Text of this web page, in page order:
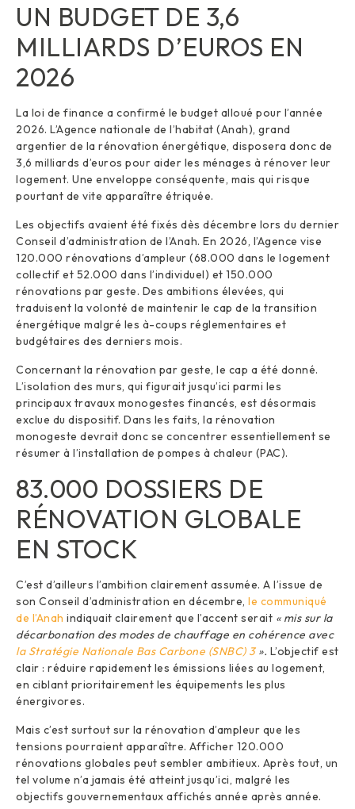
UN BUDGET DE 3,6
MILLIARDS D’EUROS EN
2026
La loi de finance a confirmé le budget alloué pour l’année
2026. L’Agence nationale de l’habitat (Anah), grand
argentier de la rénovation énergétique, disposera donc de
3,6 milliards d’euros pour aider les ménages à rénover leur
logement. Une enveloppe conséquente, mais qui risque
pourtant de vite apparaître étriquée.
Les objectifs avaient été fixés dès décembre lors du dernier
Conseil d’administration de l’Anah. En 2026, l’Agence vise
120.000 rénovations d’ampleur (68.000 dans le logement
collectif et 52.000 dans l’individuel) et 150.000
rénovations par geste. Des ambitions élevées, qui
traduisent la volonté de maintenir le cap de la transition
énergétique malgré les à-coups réglementaires et
budgétaires des derniers mois.
Concernant la rénovation par geste, le cap a été donné.
L’isolation des murs, qui figurait jusqu’ici parmi les
principaux travaux monogestes financés, est désormais
exclue du dispositif. Dans les faits, la rénovation
monogeste devrait donc se concentrer essentiellement se
résumer à l’installation de pompes à chaleur (PAC).
83.000 DOSSIERS DE
RÉNOVATION GLOBALE
EN STOCK
C’est d’ailleurs l’ambition clairement assumée. A l’issue de
son Conseil d’administration en décembre, le communiqué
de l’Anah indiquait clairement que l’accent serait « mis sur la
décarbonation des modes de chauffage en cohérence avec
la Stratégie Nationale Bas Carbone (SNBC) 3 ». L’objectif est
clair : réduire rapidement les émissions liées au logement,
en ciblant prioritairement les équipements les plus
énergivores.
Mais c’est surtout sur la rénovation d’ampleur que les
tensions pourraient apparaître. Afficher 120.000
rénovations globales peut sembler ambitieux. Après tout, un
tel volume n’a jamais été atteint jusqu’ici, malgré les
objectifs gouvernementaux affichés année après année.